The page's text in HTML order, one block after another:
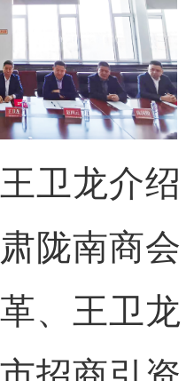
龙介绍
陇南商会
、王卫龙